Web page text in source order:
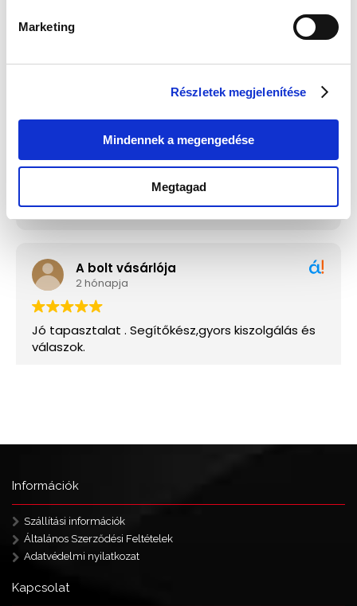
Marketing
Részletek megjelenítése
Mindennek a megengedése
Megtagad
Válassz egyet, majd kattints a Kosárba gombra! Ha most kihagyod, a
Információk
Szállítási információk
Általános Szerződési Feltételek
Adatvédelmi nyilatkozat
Kapcsolat